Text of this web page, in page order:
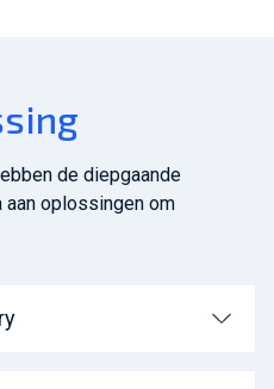
de diepgaande
oplossingen om